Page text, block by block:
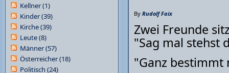
By Rudolf Faix
Zwei Freunde
"Sag mal stehst
"Ganz bestimmt
Kellner(1)
Kinder(39)
Kirche(39)
Leute(8)
Männer(57)
Österreicher(18)
Politisch (24)